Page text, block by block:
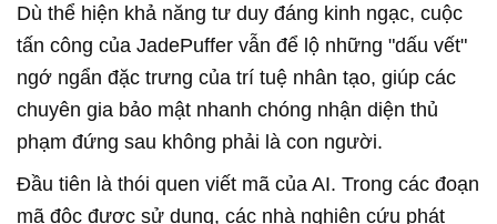
Dù thể hiện khả năng tư duy đáng kinh ngạc, cuộc
tấn công của JadePuffer vẫn để lộ những "dấu vết"
ngớ ngẩn đặc trưng của trí tuệ nhân tạo, giúp các
chuyên gia bảo mật nhanh chóng nhận diện thủ
phạm đứng sau không phải là con người.
Đầu tiên là thói quen viết mã của AI. Trong các đoạn
mã độc được sử dụng, các nhà nghiên cứu phát